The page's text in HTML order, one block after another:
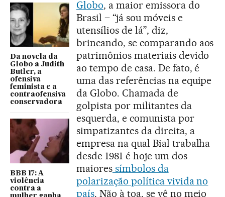
Da novela da
Globo a Judith
Butler, a
ofensiva
feminista e a
contraofensiva
conservadora
BBB 17: A
violência
contra a
Globo, a maior emissora do
Brasil – “já sou móveis e
utensílios de lá”, diz,
brincando, se comparando aos
patrimônios materiais devido
ao tempo de casa. De fato, é
uma das referências na equipe
da Globo. Chamada de
golpista por militantes da
esquerda, e comunista por
simpatizantes da direita, a
empresa na qual Bial trabalha
desde 1981 é hoje um dos
maioressímbolos da
polarização política vivida no
país. Não à toa, se vê no meio